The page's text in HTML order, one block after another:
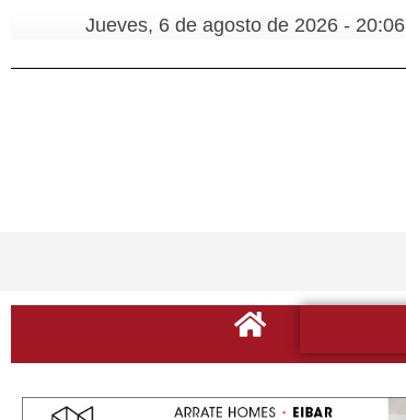
Jueves, 6 de agosto de 2026 - 20:06